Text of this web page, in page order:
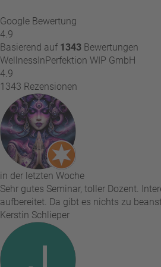
Google Bewertung
4.9
Basierend auf 1343 Bewertungen
WellnessInPerfektion WIP GmbH
4.9
1343 Rezensionen
in der letzten Woche
Sehr gutes Seminar, toller Dozent.
aufbereitet. Da gibt es nichts zu
Kerstin Schlieper